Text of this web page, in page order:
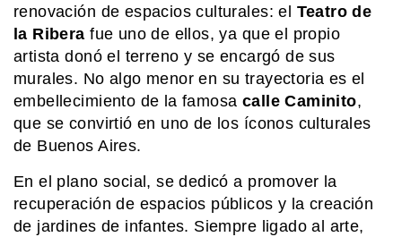
renovación de espacios culturales: el Teatro de
la Ribera fue uno de ellos, ya que el propio
artista donó el terreno y se encargó de sus
murales. No algo menor en su trayectoria es el
embellecimiento de la famosa calle Caminito,
que se convirtió en uno de los íconos culturales
de Buenos Aires.
En el plano social, se dedicó a promover la
recuperación de espacios públicos y la creación
de jardines de infantes. Siempre ligado al arte,